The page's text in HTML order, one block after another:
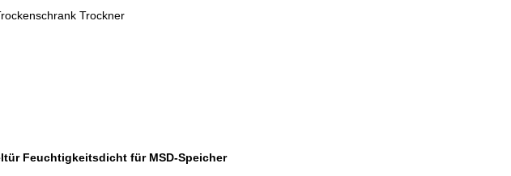
Trockner
Feuchtigkeitsdicht für MSD-Speicher